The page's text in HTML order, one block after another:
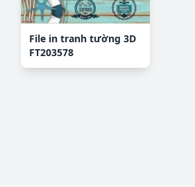
File in tranh tường 3D
FT203578